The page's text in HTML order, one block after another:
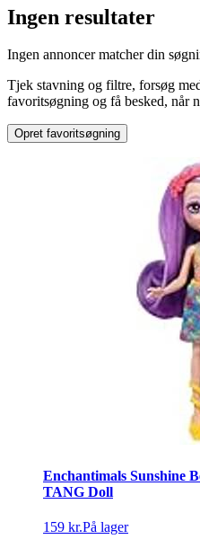
Andet mærke
Ingen resultater
Ingen annoncer matcher din
Tjek stavning og filtre, forsøg
favoritsøgning og få besked, når
Opret favoritsøgning
Enchantimals Sunshine
TANG Doll
159 kr.På lager